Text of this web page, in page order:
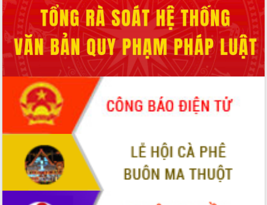
Phát động chiến dịch 30 ngày đêm
giải phóng mặt bằng Tuyến đường bộ
ven biển
Đắk Lắk nỗ lực thúc đẩy tăng trưởng
kinh tế từ 10% trở lên trong Quý
II/2026
Đắk Lắk ký kết thỏa thuận hợp tác về
chuyển đổi số giai đoạn 2026 – 2030
với Tập đoàn Bưu chính Viễn thông
Việt Nam
Thứ trưởng Bộ Y tế làm việc với tỉnh
Đắk Lắk về phát triển nhân lực y tế
cho trạm y tế cấp xã
Du lịch Đắk Lắk nâng tầm trải nghiệm
du khách thông qua Hệ thống cơ sở dữ